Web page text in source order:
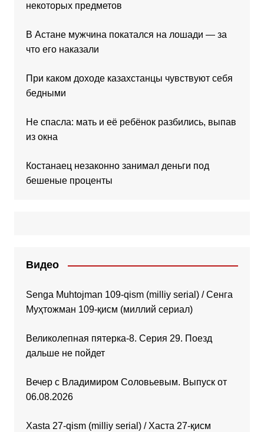
некоторых предметов
В Астане мужчина покатался на лошади — за
что его наказали
При каком доходе казахстанцы чувствуют себя
бедными
Не спасла: мать и её ребёнок разбились, выпав
из окна
Костанаец незаконно занимал деньги под
бешеные проценты
Видео
Senga Muhtojman 109-qism (milliy serial) / Сенга
Муҳтожман 109-қисм (миллий сериал)
Великолепная пятерка-8. Серия 29. Поезд
дальше не пойдет
Вечер с Владимиром Соловьевым. Выпуск от
06.08.2026
Xasta 27-qism (milliy serial) / Хаста 27-қисм